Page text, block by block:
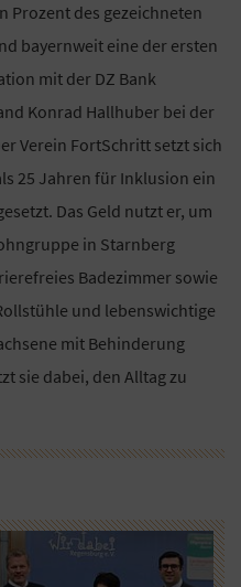
Prozent des gezeichneten
bayernweit eine der ersten
mit der DZ Bank
Konrad Hallhuber bei der
Verein FortSchritt setzt sich
25 Jahren für Inklusion ein
Das Geld nutzt er, um
in Starnberg
Badezimmer sowie
und lebenswichtige
mit Behinderung
sie dabei, den Alltag zu